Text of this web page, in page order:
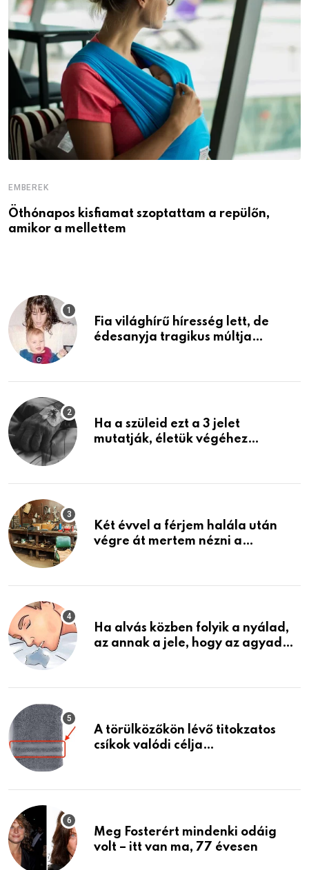
EMBEREK
Öthónapos kisfiamat szoptattam a repülőn,
amikor a mellettem
Fia világhírű híresség lett, de
édesanyja tragikus múltja
Ha a szüleid ezt a 3 jelet
mutatják, életük végéhez
Két évvel a férjem halála után
végre át mertem nézni a
életemet
Ha alvás közben folyik a nyálad,
az annak a jele, hogy az agyad…
A törülközőkön lévő titokzatos
csíkok valódi célja…
Meg Fosterért mindenki odáig
volt – itt van ma, 77 évesen